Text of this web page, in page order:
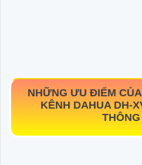
NHỮNG ƯU ĐIỂM
KÊNH DAHUA DH-